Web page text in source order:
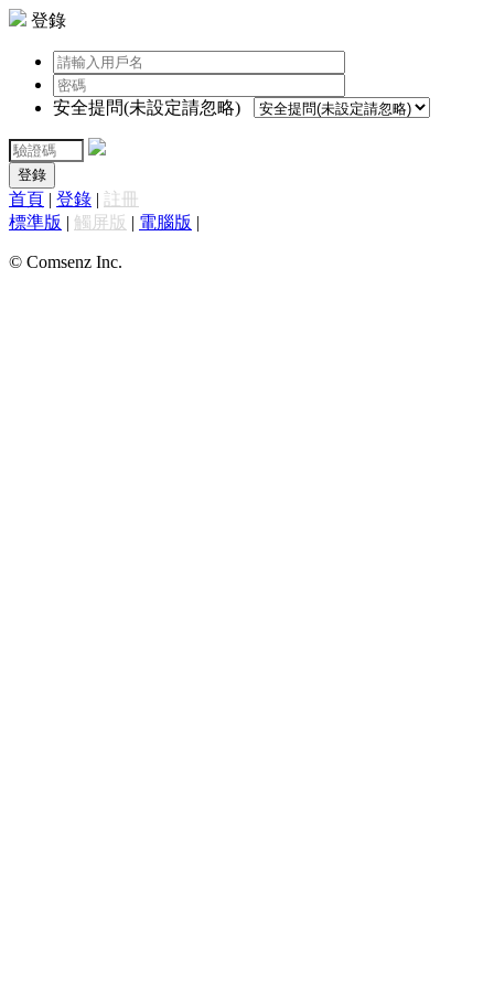
登錄
安全提問(未設定請忽略)
登錄
首頁 | 登錄 | 註冊
標準版 | 觸屏版 | 電腦版 |
© Comsenz Inc.